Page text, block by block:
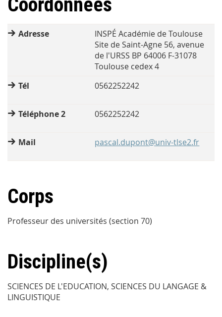
Coordonnées
Adresse
INSPÉ Académie de Toulouse
Site de Saint-Agne 56, avenue
de l'URSS BP 64006 F-31078
Toulouse cedex 4
Tél
0562252242
Téléphone 2 0562252242
Mail pascal.dupont@univ-tlse2.fr
Corps
Professeur des universités (section 70)
Discipline(s)
SCIENCES DE L'EDUCATION, SCIENCES DU LANGAGE &
LINGUISTIQUE